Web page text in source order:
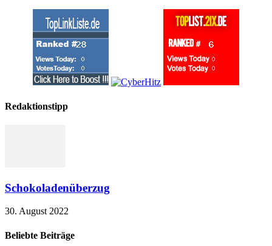
Redaktionstipp
Schokoladenüberzug
30. August 2022
Beliebte Beiträge